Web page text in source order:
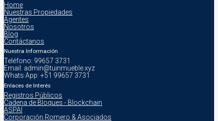
Home
Nuestras Propiedades
Agentes
Nosotros
Blog
Contáctanos
Nuestra Información
Teléfono: 99657 3731
Email: admin@tuinmueble.xyz
Whats App: +51 99657 3731
Enlaces de Interés
Registros Públicos
Cadena de Bloques - Blockchain
ASPAI
Corporación Romero & Asociados